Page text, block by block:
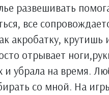
развешивать
все
акробатку,
отрывает
и убрала на время.
со мной. На